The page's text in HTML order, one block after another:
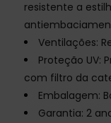
resistente a
Ventilações:
Proteção UV:
com filtro da
Embalagem:
Garantia: 2